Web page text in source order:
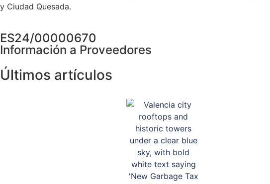
y Ciudad Quesada.
ES24/00000670
Información a Proveedores
Últimos artículos